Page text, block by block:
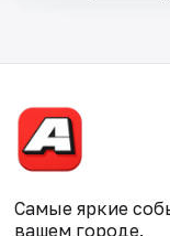
Самые яркие
вашем городе.